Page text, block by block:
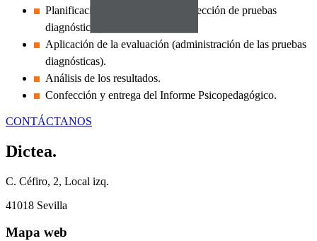
Planificación de la evaluación (selección de pruebas
diagnósticas).
Aplicación de la evaluación (administración de las pruebas
diagnósticas).
Análisis de los resultados.
Confección y entrega del Informe Psicopedagógico.
CONTÁCTANOS
Dictea.
C. Céfiro, 2, Local izq.
41018 Sevilla
Mapa web